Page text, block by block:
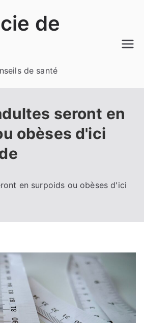
de
de santé
seront en
obèses d'ici
en surpoids ou obèses d'ici